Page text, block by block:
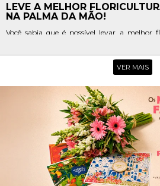
LEVE A MELHOR
NA PALMA DA MÃO!
Você sabia que é possível levar a melhor
dia a dia, a Giuliana Flores lançou o App da
as nossas opções para presente, dicas
ENTREGA DE FLORES NO
Vai preparar uma surpresa para aquela
entrega de flores no bairro de Macaúba?
incríveis opções de presente da Giuliana
online, você tem à disposição coleções
de café da manhã, flores plantadas e kits de
tornar o dia dela ainda mais especial.
VER MAIS